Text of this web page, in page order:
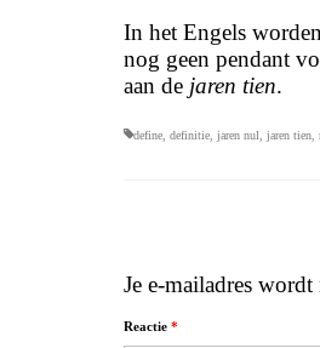
In het Engels worden
nog geen pendant
aan de jaren tien.
define definitie jaren nul jaren tien
Je e-mailadres
Reactie *